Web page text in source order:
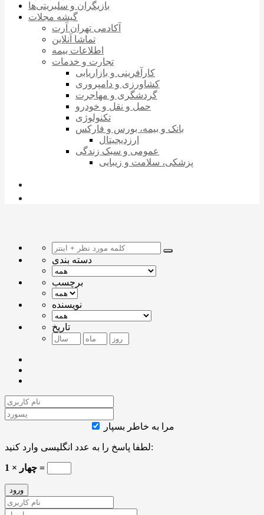
بازیگران و سلبریتی‌ها
گیشه مجلات
آکادمی تهران آرت
تماشا آنلاین
اطلاعات بیمه
تجارت و خدمات
کارآفرینی و بازاریابی
کشاورزی و دامپروری
گردشگری و مهاجرت
حمل و نقل و خودرو
تکنولوژی
بانک و بیمه، بورس و فارکس
ارزدیجیتال
عمومی و سبک زندگی
پزشکی، سلامت و زیبایی
دسته بندی
برچسب
نویسنده
تاریخ
مرا به خاطر بسپار
لطفا پاسخ را به عدد انگلیسی وارد کنید:
چهار × 1 =